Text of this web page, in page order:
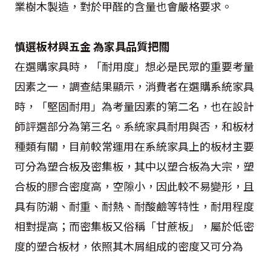
業樹木製造，對於甲醛的含量也會嚴格要求。
慎選板材與五金 為家具品質把關
在選購家具時，「耐用度」想必是民眾的重要考量
因素之一，調查結果顯示，消費者在選購系統家具
時，「堅固耐用」為考量因素的第二名，也在設計
師評選部分為第三名。系統家具耐用與否，和板材
種類有關，目前較常運用在系統家具上的板材主要
可分為塑合板及密集板，其中以塑合板為大宗，塑
合板的膠合密度高，空隙小，因此較不易變形，且
具有防潮、耐重、耐熱、耐酸鹼等特性，耐用程度
相對提高；而密集板又俗稱「甘蔗板」，屬於低密
度的塑合板材，依照其木屑組成的密度又可分為